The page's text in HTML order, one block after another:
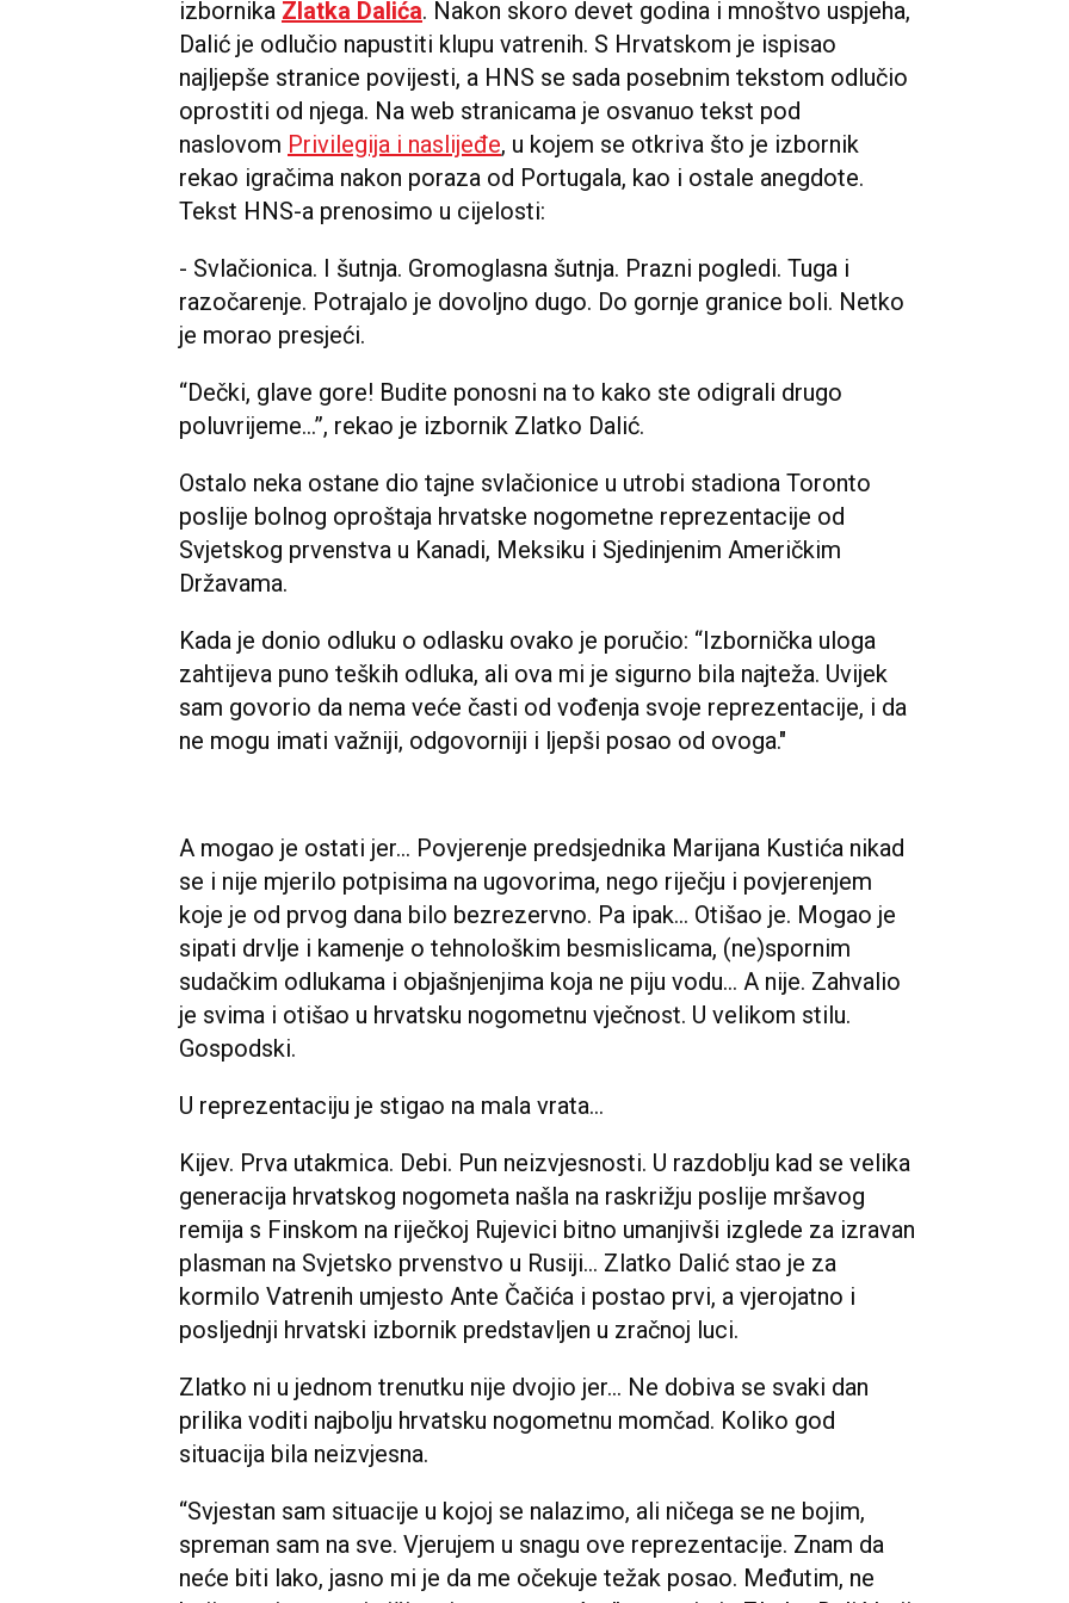
izbornika Zlatka Dalića. Nakon skoro devet godina i mnoštvo uspjeha,
Dalić je odlučio napustiti klupu vatrenih. S Hrvatskom je ispisao
najljepše stranice povijesti, a HNS se sada posebnim tekstom odlučio
oprostiti od njega. Na web stranicama je osvanuo tekst pod
naslovom Privilegija i naslijeđe, u kojem se otkriva što je izbornik
rekao igračima nakon poraza od Portugala, kao i ostale anegdote.
Tekst HNS-a prenosimo u cijelosti:
- Svlačionica. I šutnja. Gromoglasna šutnja. Prazni pogledi. Tuga i
razočarenje. Potrajalo je dovoljno dugo. Do gornje granice boli. Netko
je morao presjeći.
“Dečki, glave gore! Budite ponosni na to kako ste odigrali drugo
poluvrijeme...”, rekao je izbornik Zlatko Dalić.
Ostalo neka ostane dio tajne svlačionice u utrobi stadiona Toronto
poslije bolnog oproštaja hrvatske nogometne reprezentacije od
Svjetskog prvenstva u Kanadi, Meksiku i Sjedinjenim Američkim
Državama.
Kada je donio odluku o odlasku ovako je poručio: “Izbornička uloga
zahtijeva puno teških odluka, ali ova mi je sigurno bila najteža. Uvijek
sam govorio da nema veće časti od vođenja svoje reprezentacije, i da
ne mogu imati važniji, odgovorniji i ljepši posao od ovoga."
A mogao je ostati jer... Povjerenje predsjednika Marijana Kustića nikad
se i nije mjerilo potpisima na ugovorima, nego riječju i povjerenjem
koje je od prvog dana bilo bezrezervno. Pa ipak... Otišao je. Mogao je
sipati drvlje i kamenje o tehnološkim besmislicama, (ne)spornim
sudačkim odlukama i objašnjenjima koja ne piju vodu... A nije. Zahvalio
je svima i otišao u hrvatsku nogometnu vječnost. U velikom stilu.
Gospodski.
U reprezentaciju je stigao na mala vrata...
Kijev. Prva utakmica. Debi. Pun neizvjesnosti. U razdoblju kad se velika
generacija hrvatskog nogometa našla na raskrižju poslije mršavog
remija s Finskom na riječkoj Rujevici bitno umanjivši izglede za izravan
plasman na Svjetsko prvenstvo u Rusiji... Zlatko Dalić stao je za
kormilo Vatrenih umjesto Ante Čačića i postao prvi, a vjerojatno i
posljednji hrvatski izbornik predstavljen u zračnoj luci.
Zlatko ni u jednom trenutku nije dvojio jer... Ne dobiva se svaki dan
prilika voditi najbolju hrvatsku nogometnu momčad. Koliko god
situacija bila neizvjesna.
“Svjestan sam situacije u kojoj se nalazimo, ali ničega se ne bojim,
spreman sam na sve. Vjerujem u snagu ove reprezentacije. Znam da
neće biti lako, jasno mi je da me očekuje težak posao. Međutim, ne